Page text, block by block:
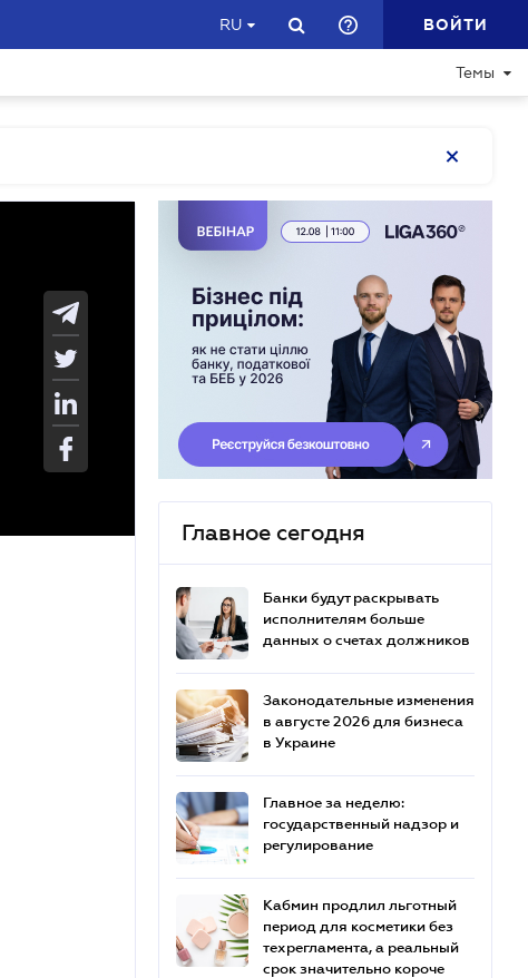
RU ВОЙТИ
Темы
Главное сегодня
Банки будут раскрывать
исполнителям больше
данных о счетах должников
Законодательные изменения
в августе 2026 для бизнеса
в Украине
Главное за неделю:
государственный надзор и
регулирование
Кабмин продлил льготный
период для косметики без
техрегламента, а реальный
срок значительно короче